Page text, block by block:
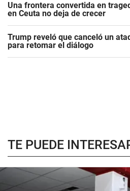
Una frontera convertida en
en Ceuta no deja de crecer
Trump reveló que canceló un
para retomar el diálogo
TE PUEDE